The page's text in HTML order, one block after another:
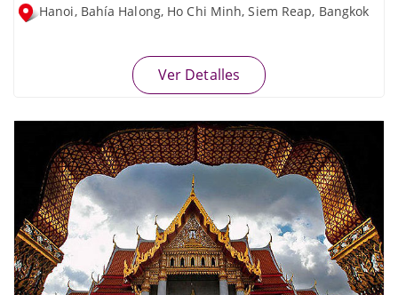
Hanoi, Bahía Halong, Ho Chi Minh, Siem Reap, Bangkok
Ver Detalles